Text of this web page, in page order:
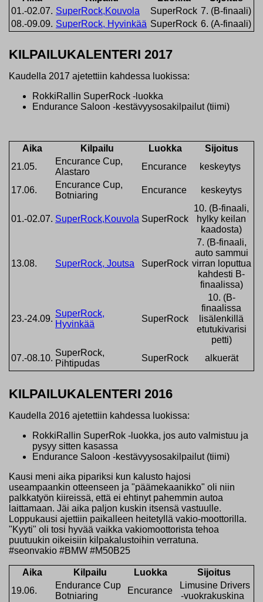
01.-02.07. SuperRock,Kouvola SuperRock 7. (B-finaali)
08.-09.09. SuperRock, Hyvinkää SuperRock 6. (A-finaali)
KILPAILUKALENTERI 2017
Kaudella 2017 ajetettiin kahdessa luokissa:
RokkiRallin SuperRock -luokka
Endurance Saloon -kestävyysosakilpailut (tiimi)
Aika Kilpailu Luokka
Sijoitus
21.05.
Encurance Cup,
Alastaro
Encurance keskeytys
17.06.
Encurance Cup,
Botniaring
Encurance keskeytys
01.-02.07. SuperRock,Kouvola SuperRock
10. (B-finaali,
hylky keilan
kaadosta)
13.08. SuperRock, Joutsa SuperRock
7. (B-finaali,
auto sammui
virran loputtua
kahdesti B-
finaalissa)
23.-24.09.
SuperRock,
Hyvinkää
SuperRock
10. (B-
finaalissa
lisälenkillä
etutukivarisi
petti)
07.-08.10.
SuperRock,
Pihtipudas
SuperRock alkuerät
KILPAILUKALENTERI 2016
Kaudella 2016 ajetettiin kahdessa luokissa:
RokkiRallin SuperRok -luokka, jos auto valmistuu ja
pysyy sitten kasassa
Endurance Saloon -kestävyysosakilpailut (tiimi)
Kausi meni aika pipariksi kun kalusto hajosi
useampaankin otteenseen ja "päämekaanikko" oli niin
palkkatyön kiireissä, että ei ehtinyt pahemmin autoa
laittamaan. Jäi aika paljon kuskin itsensä vastuulle.
Loppukausi ajettiin paikalleen heitetyllä vakio-moottorilla.
"Kyyti" oli tosi hyvää vaikka vakiomoottorista tehoa
puutuukin oikeisiin kilpakalustoihin verratuna.
#seonvakio #BMW #M50B25
Aika Kilpailu Luokka
Sijoitus
19.06.
Endurance Cup
Botniaring
Encurance
Limusine Drivers
-vuokrakuskina